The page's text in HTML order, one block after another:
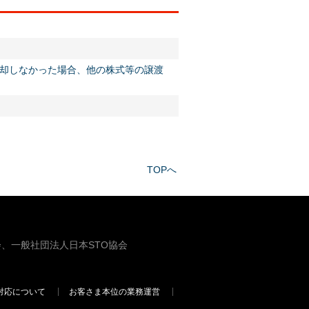
しなかった場合、他の株式等の譲渡
TOPへ
一般社団法人日本STO協会
応について
お客さま本位の業務運営